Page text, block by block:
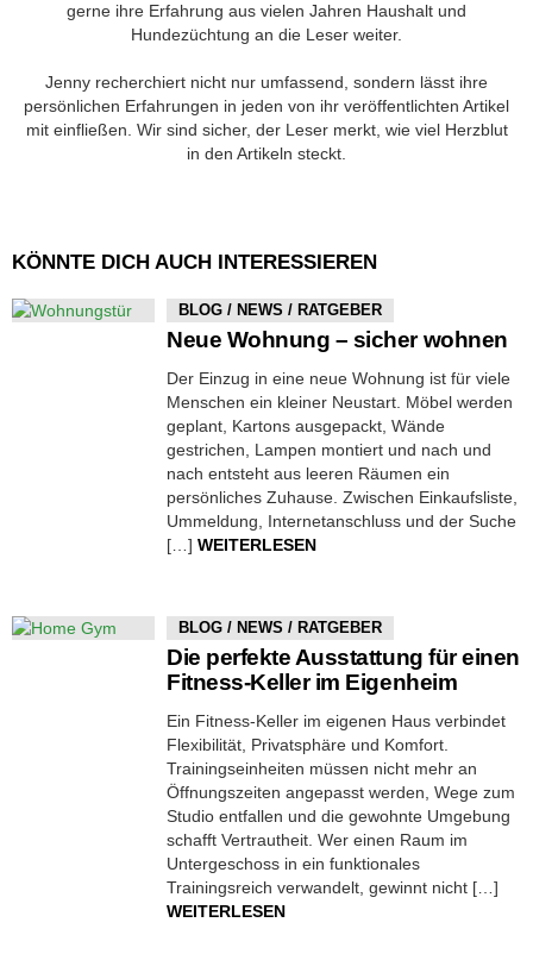
gerne ihre Erfahrung aus vielen Jahren Haushalt und
Hundezüchtung an die Leser weiter.
Jenny recherchiert nicht nur umfassend, sondern lässt ihre
persönlichen Erfahrungen in jeden von ihr veröffentlichten Artikel
mit einfließen. Wir sind sicher, der Leser merkt, wie viel Herzblut
in den Artikeln steckt.
KÖNNTE DICH AUCH INTERESSIEREN
BLOG / NEWS / RATGEBER
Neue Wohnung – sicher wohnen
Der Einzug in eine neue Wohnung ist für viele
Menschen ein kleiner Neustart. Möbel werden
geplant, Kartons ausgepackt, Wände
gestrichen, Lampen montiert und nach und
nach entsteht aus leeren Räumen ein
persönliches Zuhause. Zwischen Einkaufsliste,
Ummeldung, Internetanschluss und der Suche
[…] WEITERLESEN
BLOG / NEWS / RATGEBER
Die perfekte Ausstattung für einen
Fitness-Keller im Eigenheim
Ein Fitness-Keller im eigenen Haus verbindet
Flexibilität, Privatsphäre und Komfort.
Trainingseinheiten müssen nicht mehr an
Öffnungszeiten angepasst werden, Wege zum
Studio entfallen und die gewohnte Umgebung
schafft Vertrautheit. Wer einen Raum im
Untergeschoss in ein funktionales
Trainingsreich verwandelt, gewinnt nicht […]
WEITERLESEN